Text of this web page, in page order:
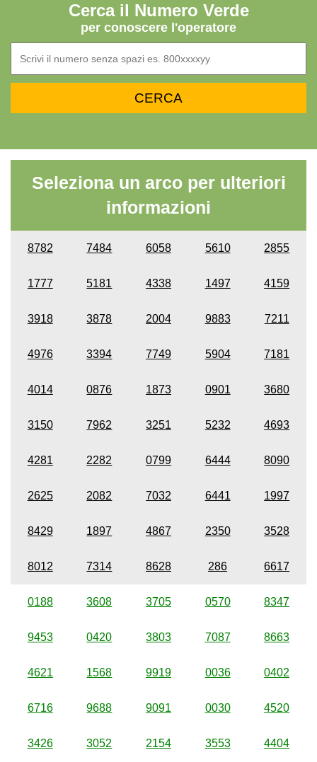
Cerca il Numero Verde
per conoscere l'operatore
Seleziona un arco per ulteriori
informazioni
8782 7484 6058 5610 2855
1777 5181 4338 1497 4159
3918 3878 2004 9883 7211
4976 3394 7749 5904 7181
4014 0876 1873 0901 3680
3150 7962 3251 5232 4693
4281 2282 0799 6444 8090
2625 2082 7032 6441 1997
8429 1897 4867 2350 3528
8012 7314 8628 286 6617
0188 3608 3705 0570 8347
9453 0420 3803 7087 8663
4621 1568 9919 0036 0402
6716 9688 9091 0030 4520
3426 3052 2154 3553 4404